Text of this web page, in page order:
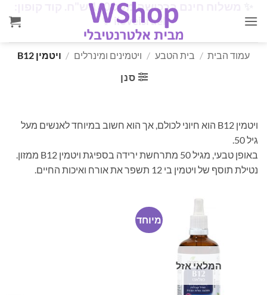
משלוח חינם ברכישה מעל 160 ש"ח. קוד קופון:
iloveisrael
✨
עמוד הבית / בית הטבע / ויטמינים ומינרלים / ויטמין B12
סנן
ויטמין B12 הוא חיוני לכולם, אך הוא חשוב במיוחד לאנשים מעל
גיל 50.
באופן טבעי, מגיל 50 מתרחשת ירידה בספיגת ויטמין B12 ממזון.
נטילת תוסף של ויטמין בי 12 תשפר את אורח ואיכות החיים.
מיוחד
המלאי אזל